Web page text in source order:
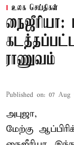
உலக செய்திகள்
நைஜீரியா:
ராணுவம்
Published on: 07 Aug
அபுஜா,
மேற்கு